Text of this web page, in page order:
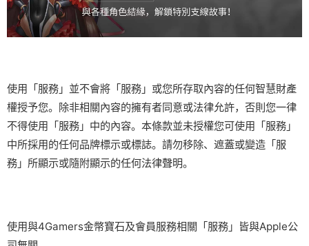
使用「服務」並不會將「服務」或您所存取內容的任何智慧財產
權授予您。除非相關內容的擁有者同意或法律允許，否則您一律
不得使用「服務」中的內容。本條款並未授權您可使用「服務」
中所採用的任何品牌標示或標誌。請勿移除、遮蓋或變造「服
務」所顯示或隨附顯示的任何法律聲明。
使用與4Gamers金幣寶石及會員服務相關「服務」皆與Apple公